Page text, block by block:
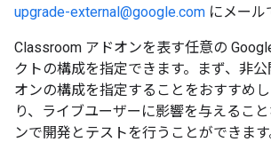
upgrade-external@google.com にメール
Classroom アドオンを表す任意の
クトの構成を指定できます。まず、非
オンの構成を指定することをおすすめ
り、ライブユーザーに影響を与えるこ
ンで開発とテストを行うことができます